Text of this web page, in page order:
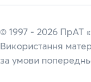
© 1997 - 2026 ПрАТ
Використання
за умови